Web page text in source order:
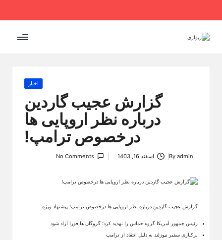
Skip
content
Posted
اخبار
گزارش عجیب گاردین
درباره نظر اروپایی ها
درخصوص ترامپ!
Byadmin اسفند 16, 1403 No Comments
گزارش عجیب گاردین درباره نظر اروپایی ها درخصوص ترامپ! پیشنهاد ویژه
رئیس جمهور آمریکا گروه حماس را تهدید کرد؛ گروگان ها فورا آزاد شود
برکناری سفیر نیوزلند به دلیل انتقاد از ترامپ